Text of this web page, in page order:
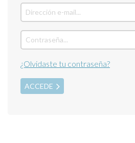
¿Olvidaste tu contraseña?
ACCEDE